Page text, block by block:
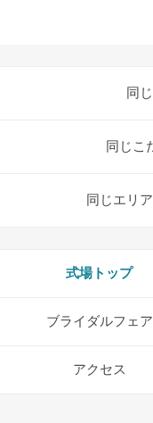
同
同じこ
同じエリ
式場トップ
ブライダルフェア
アクセス